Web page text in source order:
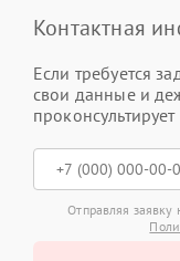
Контактная
Если требуется
свои данные и
проконсультирует
Отправляя заявку